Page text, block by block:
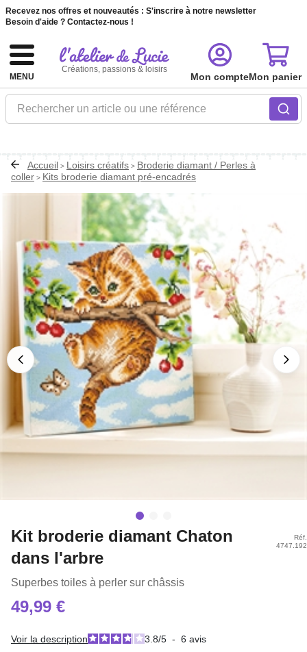
Recevez nos offres et nouveautés : S'inscrire à notre newsletter
Besoin d'aide ? Contactez-nous !
MENU
Créations, passions & loisirs
Rechercher un article ou une référence
Mon compteMon panier
Accueil > Loisirs créatifs > Broderie diamant / Perles à
coller > Kits broderie diamant pré-encadrés
Kit broderie diamant Chaton
dans l'arbre
Superbes toiles à perler sur châssis
Réf.
4747.192
49,99 €
Voir la description 3.8/5 - 6 avis